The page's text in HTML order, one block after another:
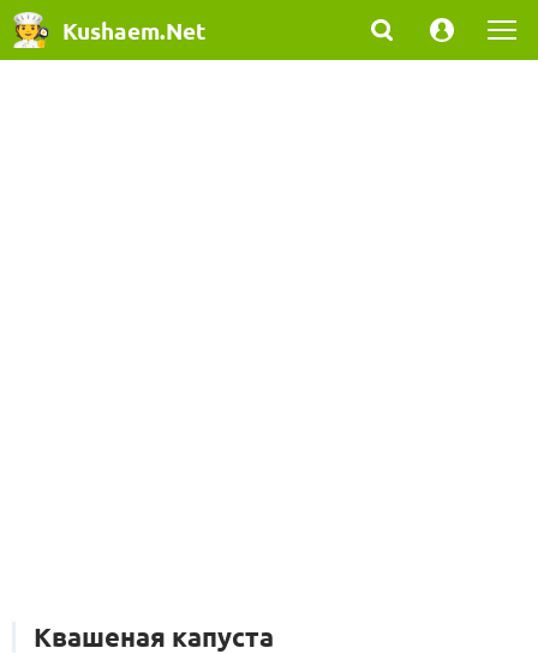
Kushaem.Net
Квашеная капуста